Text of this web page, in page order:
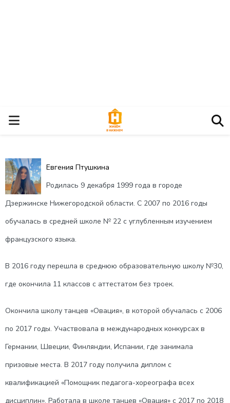
О
Н
О
Н
О
Е
М
Е
Н
Евгения Птушкина
Родилась 9 декабря 1999 года в городе
Дзержинске Нижегородской области. С 2007 по 2016 годы
обучалась в средней школе № 22 с углубленным изучением
французского языка.
В 2016 году перешла в среднюю образовательную школу №30,
где окончила 11 классов с аттестатом без троек.
Окончила школу танцев «Овация», в которой обучалась с 2006
по 2017 годы. Участвовала в международных конкурсах в
Германии, Швеции, Финляндии, Испании, где занимала
призовые места. В 2017 году получила диплом с
квалификацией «Помощник педагога-хореографа всех
дисциплин». Работала в школе танцев «Овация» c 2017 по 2018